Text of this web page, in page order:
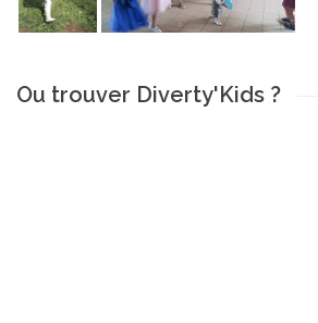
Ou trouver Diverty'Kids ?